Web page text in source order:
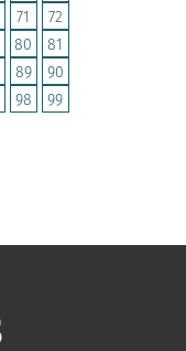
71
72
80
81
89
90
98
99